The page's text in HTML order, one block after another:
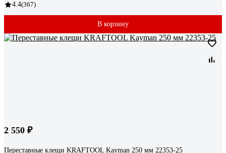
4.4(367)
В корзину
2 550 ₽
Переставные клещи KRAFTOOL Kayman 250 мм 22353-25